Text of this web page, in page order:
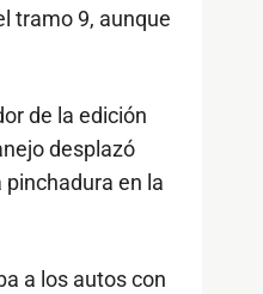
tramo 9, aunque
de la edición
desplazó
en la
a los autos con